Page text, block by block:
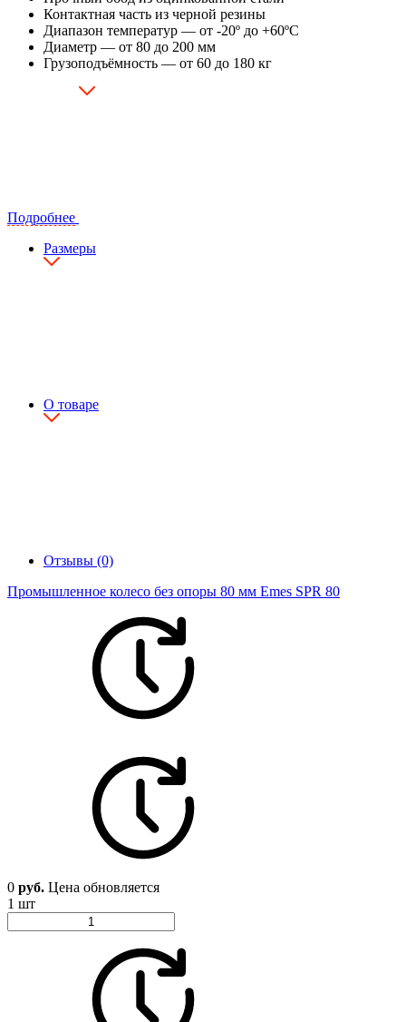
Контактная часть из черной резины
Диапазон температур — от -20º до +60ºC
Диаметр — от 80 до 200 мм
Грузоподъёмность — от 60 до 180 кг
Подробнее
Размеры
О товаре
Отзывы (0)
Промышленное колесо без опоры 80 мм Emes SPR 80
0 руб. Цена обновляется
1 шт